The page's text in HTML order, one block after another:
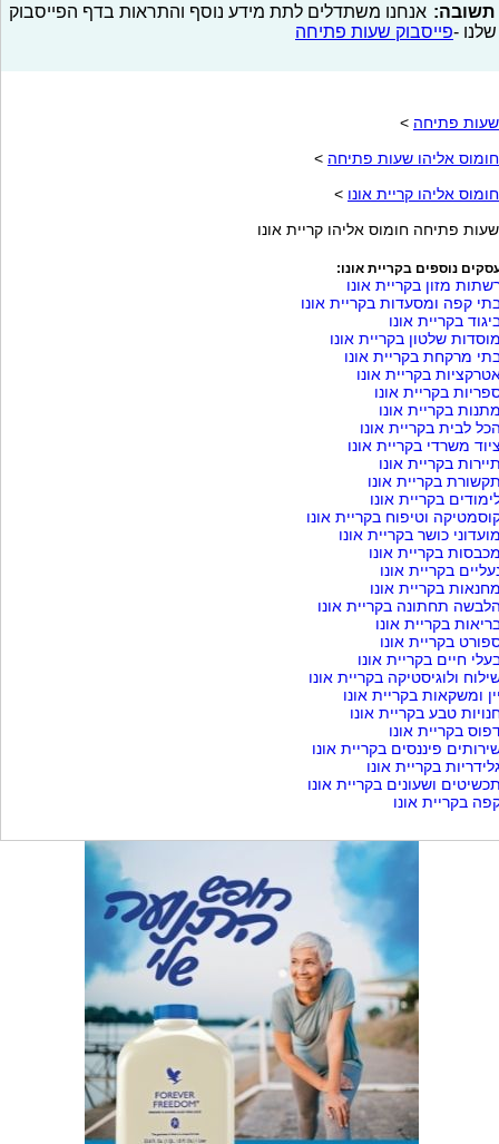
תשובה: אנחנו משתדלים לתת מידע נוסף והתראות בדף הפייסבוק
שלנו -פייסבוק שעות פתיחה
שעות פתיחה >
חומוס אליהו שעות פתיחה >
חומוס אליהו קריית אונו >
שעות פתיחה חומוס אליהו קריית אונו
נוספים בקריית אונו:
מזון בקריית אונו
קפה ומסעדות בקריית אונו
בקריית אונו
שלטון בקריית אונו
מרקחת בקריית אונו
בקריית אונו
בקריית אונו
בקריית אונו
לבית בקריית אונו
משרדי בקריית אונו
בקריית אונו
בקריית אונו
בקריית אונו
וטיפוח בקריית אונו
כושר בקריית אונו
בקריית אונו
בקריית אונו
בקריית אונו
תחתונה בקריית אונו
בקריית אונו
בקריית אונו
חיים בקריית אונו
ולוגיסטיקה בקריית אונו
ומשקאות בקריית אונו
טבע בקריית אונו
בקריית אונו
פיננסים בקריית אונו
בקריית אונו
ושעונים בקריית אונו
בקריית אונו